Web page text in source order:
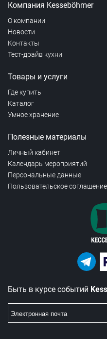
Компания Kesseböhmer
О компании
Новости
Контакты
Тест-драйв кухни
Товары и услуги
Где купить
Каталог
Умное хранение
Полезные материалы
Личный кабинет
Календарь мероприятий
Персональные данные
Пользовательское соглашение
Быть в курсе событий